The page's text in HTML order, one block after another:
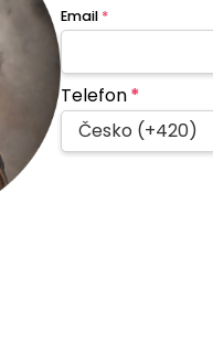
Email *
Telefon*
Česko (+420)